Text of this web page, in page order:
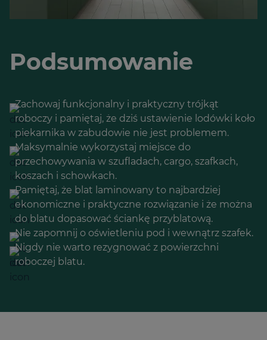
Podsumowanie
Zachowaj funkcjonalny i praktyczny trójkąt
roboczy i pamiętaj, że dziś ustawienie lodówki koło
piekarnika w zabudowie nie jest problemem.
Maksymalnie wykorzystaj miejsce do
przechowywania w szufladach, cargo, szafkach,
koszach i schowkach.
Pamiętaj, że blat laminowany to najbardziej
ekonomiczne i praktyczne rozwiązanie i że można
do blatu dopasować ściankę przyblatową.
Nie zapomnij o oświetleniu pod i wewnątrz szafek.
Nigdy nie warto rezygnować z powierzchni
roboczej blatu.